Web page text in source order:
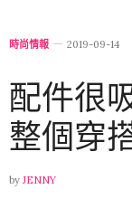
時尚情報 2019-09-14
配件很
整個穿
by JENNY